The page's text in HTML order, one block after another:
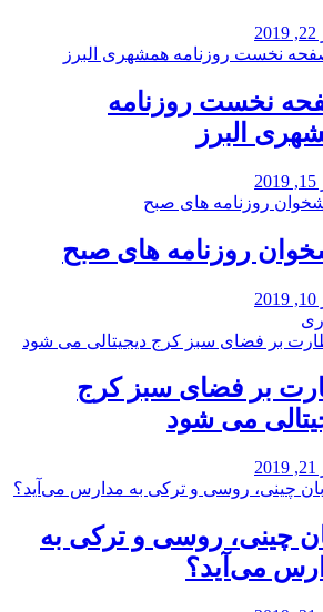
نخست روزنامه‌
البرز
روزنامه های صبح
بر فضای سبز کرج
می شود
چینی، روسی و ترکی به
می‌آید؟